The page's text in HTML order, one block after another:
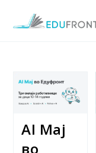
AI Мај
во